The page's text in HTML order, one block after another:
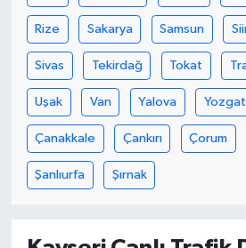
Rize Sakarya Samsun
Sivas Tekirdağ Tokat
Uşak Van Yalova Yozgat
Çanakkale Çankırı Çorum
Şanlıurfa Şırnak